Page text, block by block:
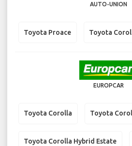
AUTO-UNION
Toyota Proace Toyota
EUROPCAR
Toyota Corolla Toyota
Toyota Corolla Hybrid Estate